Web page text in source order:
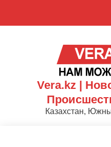
Vera.kz |
Казахстан,